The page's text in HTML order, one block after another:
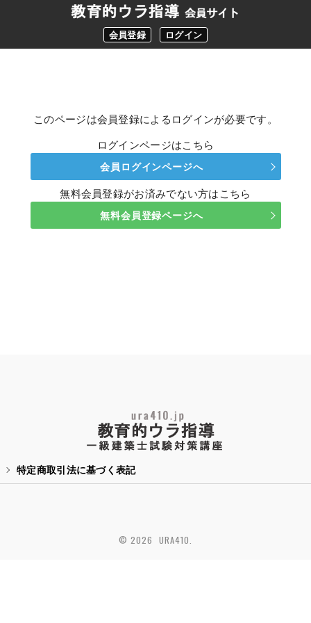
会員登録 ログイン
このページは会員登録によるログインが必要です。
ログインページはこちら
会員ログインページへ
無料会員登録がお済みでない方はこちら
無料会員登録ページへ
特定商取引法に基づく表記
© 2026 URA410.